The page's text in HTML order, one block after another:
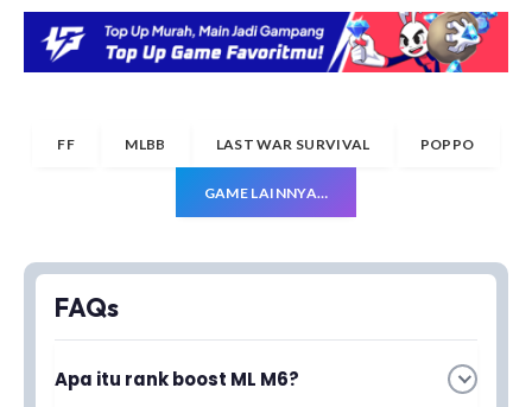
FF MLBB LAST WAR SURVIVAL POPPO
GAME LAINNYA…
FAQs
Apa itu rank boost ML M6?